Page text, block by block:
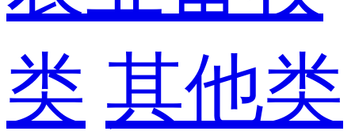
类 其他类